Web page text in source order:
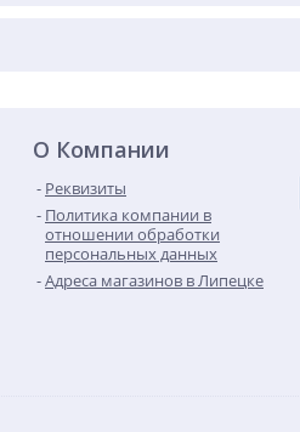
О Компании
Реквизиты
Политика компании в
отношении обработки
персональных данных
Адреса магазинов в Липецке